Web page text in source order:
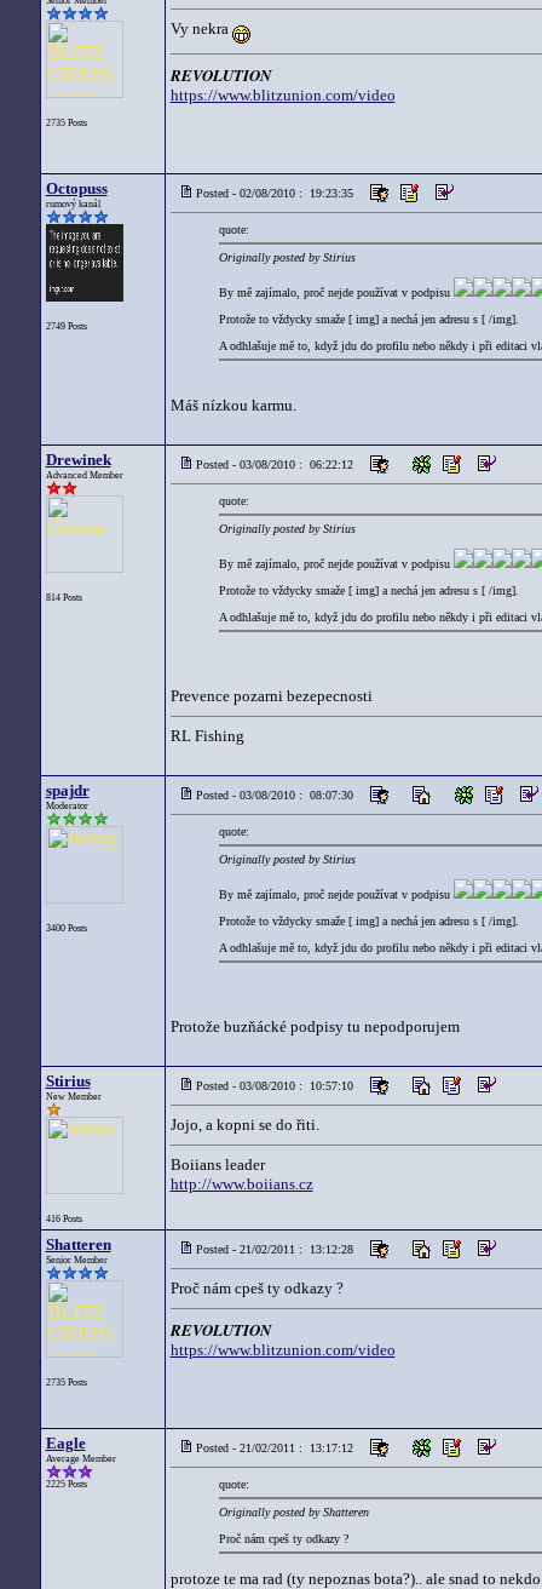
2735 Posts
Vy nekra
REVOLUTION
https://www.blitzunion.com/video
Octopuss
rumový kanál
2749 Posts
Posted - 02/08/2010 : 19:23:35
quote:
Originally posted by Stirius
By mě zajímalo, proč nejde používat v podpisu
Protože to vždycky smaže [ img] a nechá jen adresu s [ /img].
A odhlašuje mě to, když jdu do profilu nebo někdy i při editaci
Máš nízkou karmu.
Drewinek
Advanced Member
814 Posts
Posted - 03/08/2010 : 06:22:12
quote:
Originally posted by Stirius
By mě zajímalo, proč nejde používat v podpisu
Protože to vždycky smaže [ img] a nechá jen adresu s [ /img].
A odhlašuje mě to, když jdu do profilu nebo někdy i při editaci
Prevence pozarni bezepecnosti
RL Fishing
spajdr
Moderator
3400 Posts
Posted - 03/08/2010 : 08:07:30
quote:
Originally posted by Stirius
By mě zajímalo, proč nejde používat v podpisu
Protože to vždycky smaže [ img] a nechá jen adresu s [ /img].
A odhlašuje mě to, když jdu do profilu nebo někdy i při editaci
Protože buzňácké podpisy tu nepodporujem
Stirius
New Member
416 Posts
Posted - 03/08/2010 : 10:57:10
Jojo, a kopni se do řiti.
Boiians leader
http://www.boiians.cz
Shatteren
Senior Member
2735 Posts
Posted - 21/02/2011 : 13:12:28
Proč nám cpeš ty odkazy ?
REVOLUTION
https://www.blitzunion.com/video
Eagle
Average Member
2225 Posts
Posted - 21/02/2011 : 13:17:12
quote:
Originally posted by Shatteren
Proč nám cpeš ty odkazy ?
protoze te ma rad (ty nepoznas bota?).. ale snad to